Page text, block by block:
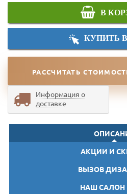
В
КУПИТЬ
РАССЧИТАТЬ
Информация о
доставке
АКЦИИ И
ВЫЗОВ
НАШ САЛОН